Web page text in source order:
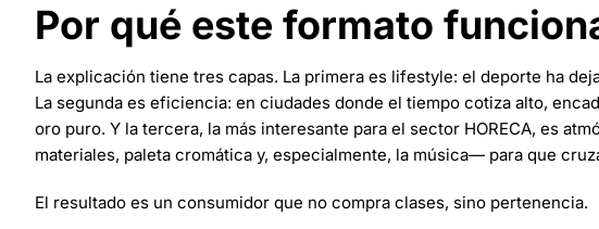
Por qué este formato
La explicación tiene tres capas. La primera es lifestyle: el deporte ha
La segunda es eficiencia: en ciudades donde el tiempo cotiza alto,
oro puro. Y la tercera, la más interesante para el sector HORECA, es
materiales, paleta cromática y, especialmente, la música— para que
El resultado es un consumidor que no compra clases, sino pertenencia.